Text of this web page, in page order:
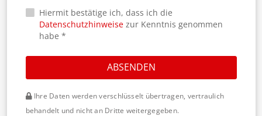
Hiermit bestätige ich, dass ich die
Datenschutzhinweisezur Kenntnis genommen
habe *
ABSENDEN
Ihre Daten werden verschlüsselt übertragen, vertraulich
behandelt und nicht an Dritte weitergegeben.